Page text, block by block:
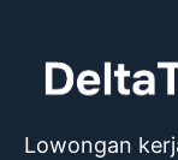
Lowongan